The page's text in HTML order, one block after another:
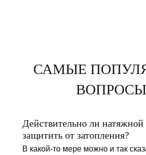
САМЫЕ
ВОПРОСЫ
Действительно ли
защитить от затопления?
В какой-то мере можно и так